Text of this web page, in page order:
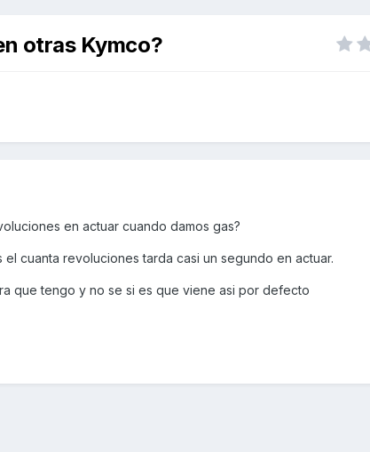
otras Kymco?
en actuar cuando damos gas?
cuanta revoluciones tarda casi un segundo en actuar.
que tengo y no se si es que viene asi por defecto